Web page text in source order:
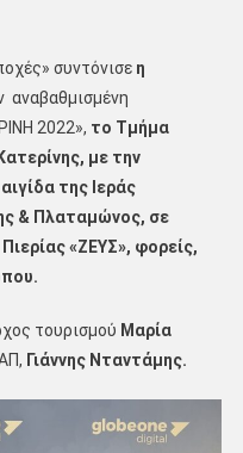
συντόνισε η
αναβαθμισμένη
2022», το Τμήμα
με την
της Ιεράς
& Πλαταμώνος, σε
«ΖΕΥΣ», φορείς,
τουρισμού Μαρία
Γιάννης Νταντάμης.